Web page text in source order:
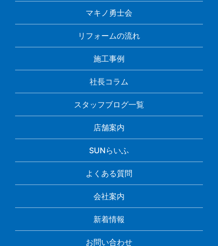
マキノ勇士会
リフォームの流れ
施工事例
社長コラム
スタッフブログ一覧
店舗案内
SUNらいふ
よくある質問
会社案内
新着情報
お問い合わせ